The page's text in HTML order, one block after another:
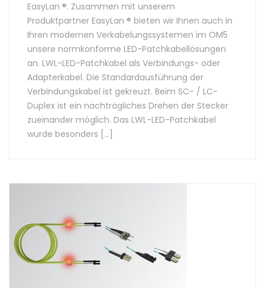
EasyLan ®. Zusammen mit unserem
Produktpartner EasyLan ® bieten wir Ihnen auch in
Ihren modernen Verkabelungssystemen im OM5
unsere normkonforme LED-Patchkabellösungen
an. LWL-LED-Patchkabel als Verbindungs- oder
Adapterkabel. Die Standardausführung der
Verbindungskabel ist gekreuzt. Beim SC- / LC-
Duplex ist ein nachträgliches Drehen der Stecker
zueinander möglich. Das LWL-LED-Patchkabel
wurde besonders […]